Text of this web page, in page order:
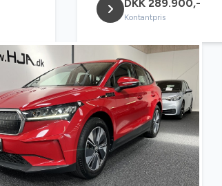
DKK 289.900,-
Kontantpris